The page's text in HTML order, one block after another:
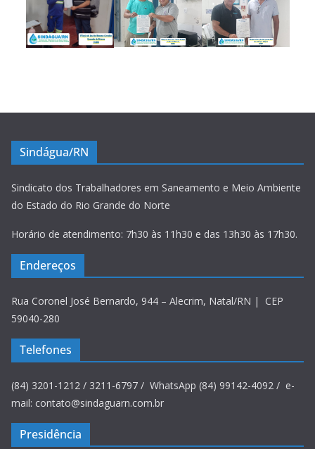
Sindágua/RN
Sindicato dos Trabalhadores em Saneamento e Meio Ambiente
do Estado do Rio Grande do Norte
Horário de atendimento: 7h30 às 11h30 e das 13h30 às 17h30.
Endereços
Rua Coronel José Bernardo, 944 – Alecrim, Natal/RN | CEP
59040-280
Telefones
(84) 3201-1212 / 3211-6797 / WhatsApp (84) 99142-4092 / e-
mail: contato@sindaguarn.com.br
Presidência